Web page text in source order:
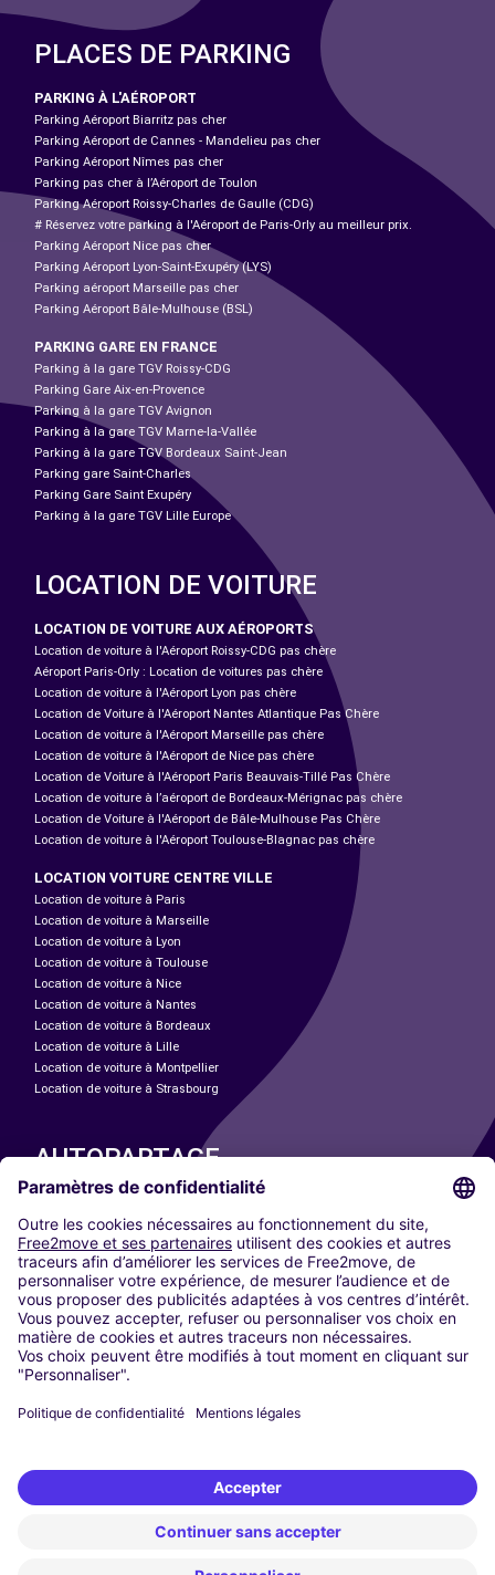
PLACES DE PARKING
PARKING À L'AÉROPORT
Parking Aéroport Biarritz pas cher
Parking Aéroport de Cannes - Mandelieu pas cher
Parking Aéroport Nîmes pas cher
Parking pas cher à l’Aéroport de Toulon
Parking Aéroport Roissy-Charles de Gaulle (CDG)
# Réservez votre parking à l'Aéroport de Paris-Orly au meilleur prix.
Parking Aéroport Nice pas cher
Parking Aéroport Lyon-Saint-Exupéry (LYS)
Parking aéroport Marseille pas cher
Parking Aéroport Bâle-Mulhouse (BSL)
PARKING GARE EN FRANCE
Parking à la gare TGV Roissy-CDG
Parking Gare Aix-en-Provence
Parking à la gare TGV Avignon
Parking à la gare TGV Marne-la-Vallée
Parking à la gare TGV Bordeaux Saint-Jean
Parking gare Saint-Charles
Parking Gare Saint Exupéry
Parking à la gare TGV Lille Europe
LOCATION DE VOITURE
LOCATION DE VOITURE AUX AÉROPORTS
Location de voiture à l'Aéroport Roissy-CDG pas chère
Aéroport Paris-Orly : Location de voitures pas chère
Location de voiture à l'Aéroport Lyon pas chère
Location de Voiture à l'Aéroport Nantes Atlantique Pas Chère
Location de voiture à l'Aéroport Marseille pas chère
Location de voiture à l'Aéroport de Nice pas chère
Location de Voiture à l'Aéroport Paris Beauvais-Tillé Pas Chère
Location de voiture à l’aéroport de Bordeaux-Mérignac pas chère
Location de Voiture à l'Aéroport de Bâle-Mulhouse Pas Chère
Location de voiture à l'Aéroport Toulouse-Blagnac pas chère
LOCATION VOITURE CENTRE VILLE
Location de voiture à Paris
Location de voiture à Marseille
Location de voiture à Lyon
Location de voiture à Toulouse
Location de voiture à Nice
Location de voiture à Nantes
Location de voiture à Bordeaux
Location de voiture à Lille
Location de voiture à Montpellier
Location de voiture à Strasbourg
AUTOPARTAGE
Paris
Madrid
Washington DC
Milan
Rome
Turin
Vienne
Berlin
Düsseldorf